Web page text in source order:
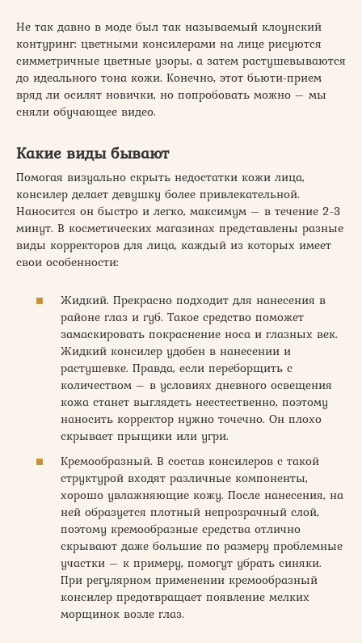
Не так давно в моде был так называемый клоунский
контуринг: цветными консилерами на лице рисуются
симметричные цветные узоры, а затем растушевываются
до идеального тона кожи. Конечно, этот бьюти-прием
вряд ли осилят новички, но попробовать можно – мы
сняли обучающее видео.
Какие виды бывают
Помогая визуально скрыть недостатки кожи лица,
консилер делает девушку более привлекательной.
Наносится он быстро и легко, максимум – в течение 2-3
минут. В косметических магазинах представлены разные
виды корректоров для лица, каждый из которых имеет
свои особенности:
Жидкий. Прекрасно подходит для нанесения в
районе глаз и губ. Такое средство поможет
замаскировать покраснение носа и глазных век.
Жидкий консилер удобен в нанесении и
растушевке. Правда, если переборщить с
количеством – в условиях дневного освещения
кожа станет выглядеть неестественно, поэтому
наносить корректор нужно точечно. Он плохо
скрывает прыщики или угри.
Кремообразный. В состав консилеров с такой
структурой входят различные компоненты,
хорошо увлажняющие кожу. После нанесения, на
ней образуется плотный непрозрачный слой,
поэтому кремообразные средства отлично
скрывают даже большие по размеру проблемные
участки – к примеру, помогут убрать синяки.
При регулярном применении кремообразный
консилер предотвращает появление мелких
морщинок возле глаз.